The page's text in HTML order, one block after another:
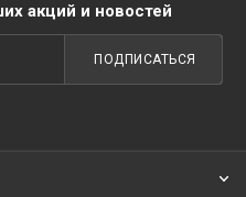
акций и новостей
ПОДПИСАТЬСЯ